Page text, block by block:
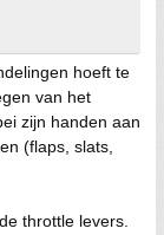
hoeft te
van het
zijn handen aan
(flaps, slats,
throttle levers.